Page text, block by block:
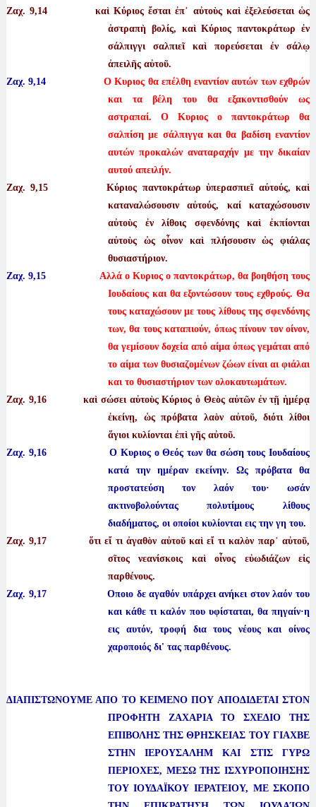
Ζαχ. 9,14 καὶ Κύριος ἔσται ἐπ᾿ αὐτοὺς καὶ ἐξελεύσεται ὡς
ἀστραπὴ βολίς, καὶ Κύριος παντοκράτωρ ἐν
σάλπιγγι σαλπιεῖ καὶ πορεύσεται ἐν σάλῳ
ἀπειλῆς αὐτοῦ.
Ζαχ. 9,14
Ο Κυριος θα επέλθη εναντίον αυτών των εχθρών
και τα βέλη του θα εξακοντισθούν ως
αστραπαί. Ο Κυριος ο παντοκράτωρ θα
σαλπίση με σάλπιγγα και θα βαδίση εναντίον
αυτών προκαλών αναταραχήν με την δικαίαν
αυτού απειλήν.
Ζαχ. 9,15 Κύριος παντοκράτωρ ὑπερασπιεῖ αὐτούς, καὶ
καταναλώσουσιν αὐτούς, καί καταχώσουσιν
αὐτοὺς ἐν λίθοις σφενδόνης καὶ ἐκπίονται
αὐτοὺς ὡς οἶνον καὶ πλήσουσιν ὡς φιάλας
θυσιαστήριον.
Ζαχ. 9,15Αλλά ο Κυριος ο παντοκράτωρ, θα βοηθήση τους
Ιουδαίους και θα εξοντώσουν τους εχθρούς. Θα
τους καταχώσουν με τους λίθους της σφενδόνης
των, θα τους καταπιούν, όπως πίνουν τον οίνον,
θα γεμίσουν δοχεία από αίμα όπως γεμάται από
το αίμα των θυσιαζομένων ζώων είναι αι φιάλαι
και το θυσιαστήριον των ολοκαυτωμάτων.
Ζαχ. 9,16 καὶ σώσει αὐτοὺς Κύριος ὁ Θεὸς αὐτῶν ἐν τῇ ἡμέρᾳ
ἐκείνῃ, ὡς πρόβατα λαὸν αὐτοῦ, διότι λίθοι
ἅγιοι κυλίονται ἐπὶ γῆς αὐτοῦ.
Ζαχ. 9,16 Ο Κυριος ο Θεός των θα σώση τους Ιουδαίους
κατά την ημέραν εκείνην. Ως πρόβατα θα
προστατεύση τον λαόν του· ωσάν
ακτινοβολούντας πολυτίμους λίθους
διαδήματος, οι οποίοι κυλίονται εις την γη του.
Ζαχ. 9,17 ὅτι εἴ τι ἀγαθὸν αὐτοῦ καὶ εἴ τι καλὸν παρ᾿ αὐτοῦ,
σῖτος νεανίσκοις καὶ οἶνος εὐωδιάζων εἰς
παρθένους.
Ζαχ. 9,17 Οποιο δε αγαθόν υπάρχει ανήκει στον λαόν του
και κάθε τι καλόν που υφίσταται, θα πηγαίν·η
εις αυτόν, τροφή δια τους νέους και οίνος
χαροποιός δι' τας παρθένους.
ΔΙΑΠΙΣΤΩΝΟΥΜΕ ΑΠΟ ΤΟ ΚΕΙΜΕΝΟ ΠΟΥ ΑΠΟΔΙΔΕΤΑΙ ΣΤΟΝ
ΠΡΟΦΗΤΗ ΖΑΧΑΡΙΑ ΤΟ ΣΧΕΔΙΟ ΤΗΣ
ΕΠΙΒΟΛΗΣ ΤΗΣ ΘΡΗΣΚΕΙΑΣ ΤΟΥ ΓΙΑΧΒΕ
ΣΤΗΝ ΙΕΡΟΥΣΑΛΗΜ ΚΑΙ ΣΤΙΣ ΓΥΡΩ
ΠΕΡΙΟΧΕΣ, ΜΕΣΩ ΤΗΣ ΙΣΧΥΡΟΠΟΙΗΣΗΣ
ΤΟΥ ΙΟΥΔΑΪΚΟΥ ΙΕΡΑΤΕΙΟΥ, ΜΕ ΣΚΟΠΟ